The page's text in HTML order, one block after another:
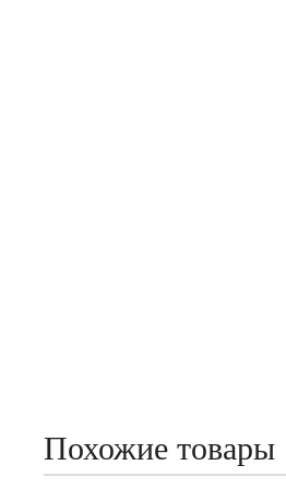
Похожие товары